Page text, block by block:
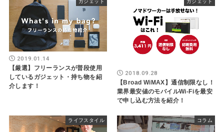
ガジェット
2019.01.14
【厳選】フリーランスが普段使用
しているガジェット・持ち物を紹
介します！
ガジェット
2018.09.28
【Broad WiMAX】通信制限なし！
業界最安値のモバイルWi-Fiを最安
で申し込む方法を紹介！
ライフスタイル コラム